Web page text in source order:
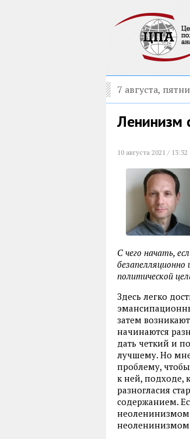
7 августа,
Ленинизм
10 августа 2021 / 13:32
С чего начать,
политической
Здесь легко
затем
начинаются
дать четкий и
лучшему. Но мне
проблему,
к ней, подходе,
разногласия
содержанием.
неоленинизмом